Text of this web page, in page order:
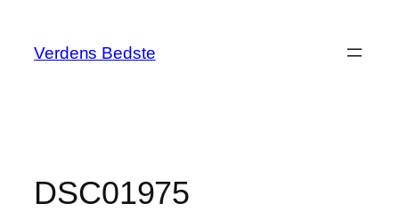
indhold
Verdens Bedste
DSC01975